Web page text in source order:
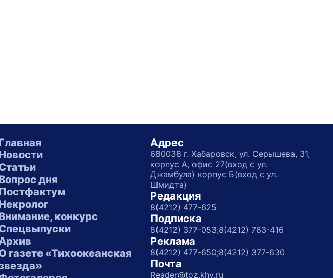
дня
конкурс
газете «Тихоокеанская
Адрес
680038 г. Хабаровск, ул. Серышева, 31,
корпус А, офис 27(вход с ул.
Джамбула) корпус Б(вход с ул.
Шмидта)
Редакция
8(4212) 477-625
Подписка
8(4212) 377-053;8(4212) 763-416
Реклама
8(4212) 477-650;8(4212) 377-630
Почта
Reader@toz.khv.ru